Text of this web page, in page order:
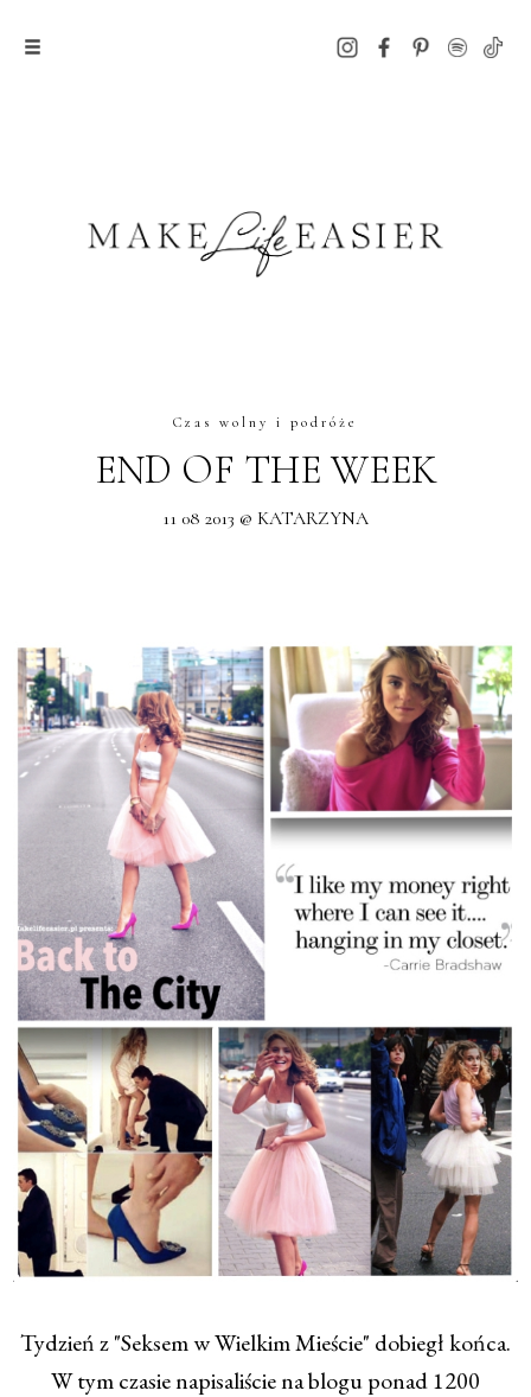
Czas wolny i podróże
END OF THE WEEK
11 08 2013 @ KATARZYNA
Tydzień z "Seksem w Wielkim Mieście" dobiegł końca.
W tym czasie napisaliście na blogu ponad 1200